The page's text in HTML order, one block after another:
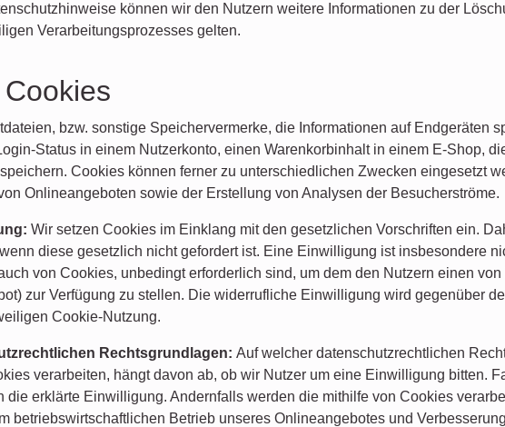
können wir den Nutzern weitere Informationen zu der
Verarbeitungsprozesses gelten.
bzw. sonstige Speichervermerke, die Informationen auf Endgeräten
Status in einem Nutzerkonto, einen Warenkorbinhalt in einem E-Shop,
Cookies können ferner zu unterschiedlichen Zwecken eingesetzt
Onlineangeboten sowie der Erstellung von Analysen der Besucherströme.
Wir setzen Cookies im Einklang mit den gesetzlichen Vorschriften ein.
diese gesetzlich nicht gefordert ist. Eine Einwilligung ist insbesondere
von Cookies, unbedingt erforderlich sind, um dem den Nutzern einen
zur Verfügung zu stellen. Die widerrufliche Einwilligung wird gegenüber
Cookie-Nutzung.
Rechtsgrundlagen: Auf welcher datenschutzrechtlichen
verarbeiten, hängt davon ab, ob wir Nutzer um eine Einwilligung bitten.
die erklärte Einwilligung. Andernfalls werden die mithilfe von Cookies
betriebswirtschaftlichen Betrieb unseres Onlineangebotes und